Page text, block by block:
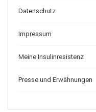
Datenschutz
Impressum
Meine Insulinresistenz
Presse und Erwähnungen